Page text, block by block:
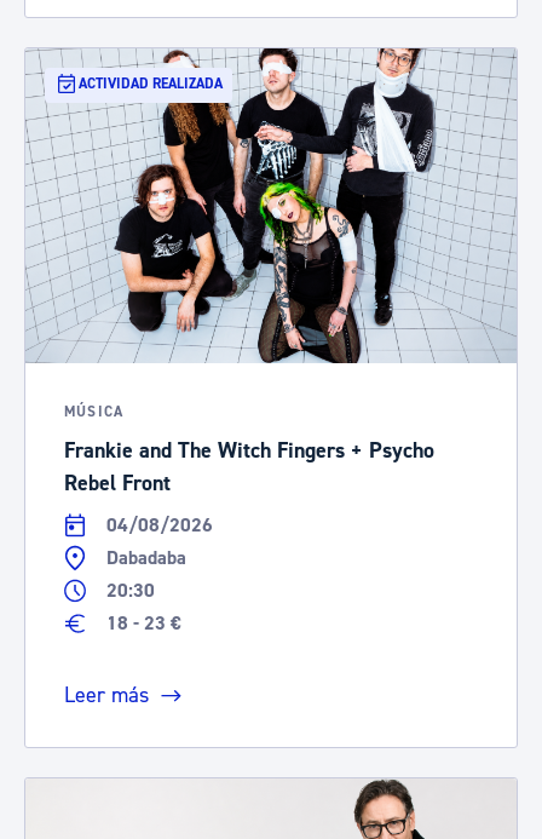
ACTIVIDAD REALIZADA
MÚSICA
Frankie and The Witch Fingers + Psycho
Rebel Front
04/08/2026
Dabadaba
20:30
18 - 23 €
Leer más